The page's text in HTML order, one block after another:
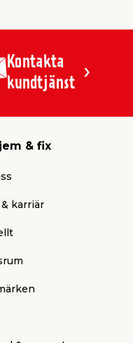
Kontakta
kundtjänst
& fix
karriär